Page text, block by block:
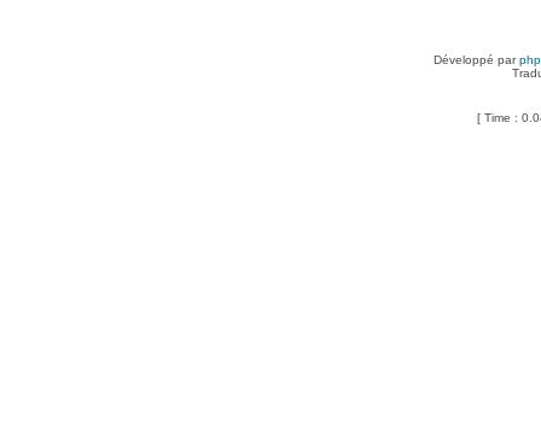
Développé par
[ Time :